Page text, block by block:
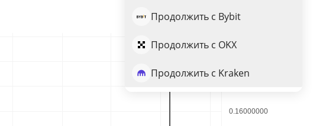
Продолжить с Bybit
Продолжить с OKX
Продолжить с Kraken